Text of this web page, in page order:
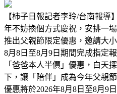
【柿子日報記者李玲/台南報導
年不妨換個方式慶祝，安排一
推出父親節限定優惠，邀請大
8月8日至8月9日期間完成指定
「爸爸本人半價」優惠，白天
下，讓「陪伴」成為今年父親
優惠將於2026年8月8日至8月9